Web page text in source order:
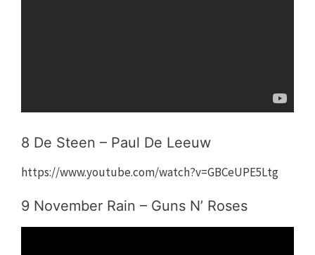
8 De Steen – Paul De Leeuw
https://www.youtube.com/watch?v=GBCeUPE5Ltg
9 November Rain – Guns N’ Roses